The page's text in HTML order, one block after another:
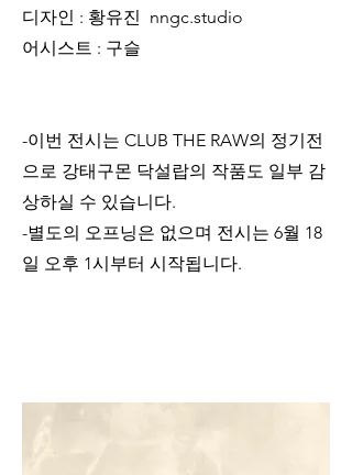
디자인 : 황유진  nngc.studio
어시스트 : 구슬
-이번 전시는 CLUB THE RAW의 정기전
으로 강태구몬 닥설랍의 작품도 일부 감
상하실 수 있습니다.
-별도의 오프닝은 없으며 전시는 6월 18
일 오후 1시부터 시작됩니다.